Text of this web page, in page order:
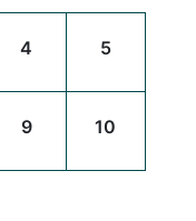
4 5
9 10